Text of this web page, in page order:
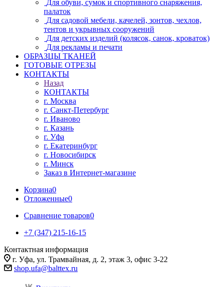
Для обуви, сумок и спортивного снаряжения,
палаток
Для садовой мебели, качелей, зонтов, чехлов,
тентов и укрывных сооружений
Для детских изделий (колясок, санок, кроваток)
Для рекламы и печати
ОБРАЗЦЫ ТКАНЕЙ
ГОТОВЫЕ ОТРЕЗЫ
КОНТАКТЫ
Назад
КОНТАКТЫ
г. Москва
г. Санкт-Петербург
г. Иваново
г. Казань
г. Уфа
г. Екатеринбург
г. Новосибирск
г. Минск
Заказ в Интернет-магазине
Корзина0
Отложенные0
Сравнение товаров0
+7 (347) 215-16-15
Контактная информация
г. Уфа, ул. Трамвайная, д. 2, этаж 3, офис 3-22
shop.ufa@balttex.ru